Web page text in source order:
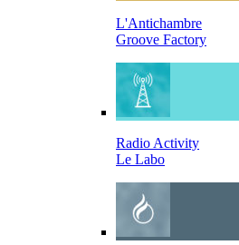
L'Antichambre
Groove Factory
Radio Activity
Le Labo